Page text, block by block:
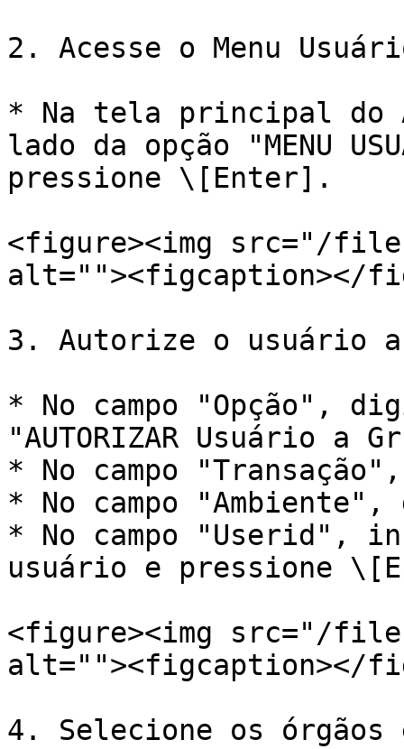
2. Acesse o Menu
* Na tela principal do
lado da opção "MENU
pressione \[Enter].
<figure><img src="/
alt=""><figcaption></
3. Autorize o usuário a
* No campo "Opção",
"AUTORIZAR Usuário a
* No campo
* No campo
* No campo "Userid",
usuário e pressione
<figure><img src="/files/
alt=""><figcaption></
4. Selecione os